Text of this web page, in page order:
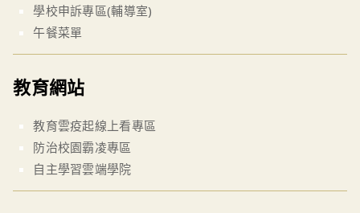
學校申訴專區(輔導室)
午餐菜單
教育網站
教育雲疫起線上看專區
防治校園霸凌專區
自主學習雲端學院